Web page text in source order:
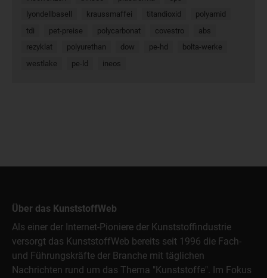
lyondellbasell
kraussmaffei titandioxid
polyamid
tdi
pet-preise polycarbonat covestro
abs
rezyklat
polyurethan dow pe-hd
bolta-werke
westlake
pe-ld ineos
Über das KunststoffWeb
Als einer der Internet-Pioniere der Kunststoffindustrie
versorgt das KunststoffWeb bereits seit 1996 die Fach-
und Führungskräfte der Branche mit täglichen
Nachrichten rund um das Thema "Kunststoffe". Im Fokus